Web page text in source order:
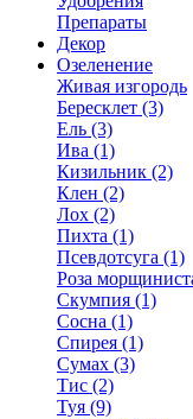
Препараты
Декор
Озеленение
Живая изгородь
Бересклет (3)
Ель (3)
Ива (1)
Кизильник (2)
Клен (2)
Лох (2)
Пихта (1)
Псевдотсуга (1)
Роза
Скумпия (1)
Сосна (1)
Спирея (1)
Сумах (3)
Тис (2)
Туя (9)